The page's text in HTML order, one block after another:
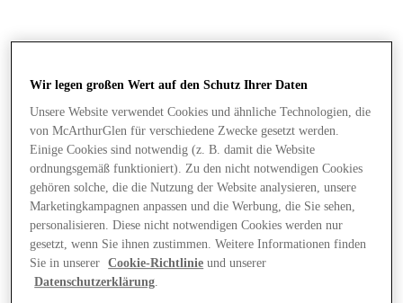
Wir legen großen Wert auf den Schutz Ihrer Daten
Unsere Website verwendet Cookies und ähnliche Technologien, die
von McArthurGlen für verschiedene Zwecke gesetzt werden.
Einige Cookies sind notwendig (z. B. damit die Website
ordnungsgemäß funktioniert). Zu den nicht notwendigen Cookies
gehören solche, die die Nutzung der Website analysieren, unsere
Marketingkampagnen anpassen und die Werbung, die Sie sehen,
personalisieren. Diese nicht notwendigen Cookies werden nur
gesetzt, wenn Sie ihnen zustimmen. Weitere Informationen finden
Sie in unserer
Cookie-Richtlinie und unserer
Datenschutzerklärung.